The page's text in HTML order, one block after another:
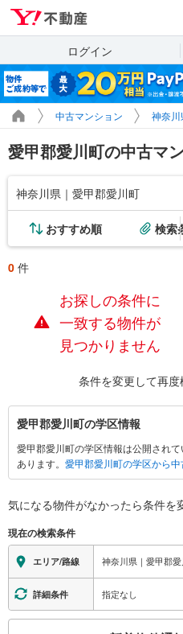
ログイン
中古マンション 神奈川
愛甲郡愛川町の中古マ
神奈川県｜愛甲郡愛川町
おすすめ順 検索
0 件
お探しの条件に
一致する物件が
見つかりません
条件を変更して再度
愛
甲
郡
愛
町
関
す
る
情
報
愛甲郡愛川町の学区情報
愛甲郡愛川町の学区情報は公開され
あります。 愛甲郡愛川町の学区から
気になる物件がなかったら条件を
現在の検索条件
エリア/路線 神奈川県｜愛甲郡
詳細条件 指定なし